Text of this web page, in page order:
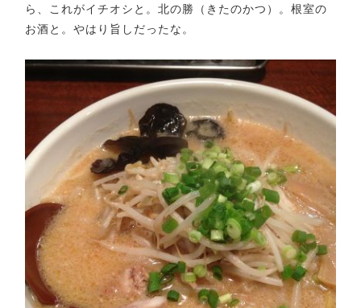
ら、これがイチオシと。北の勝（きたのかつ）。根室の
お酒と。やはり旨しだったな。